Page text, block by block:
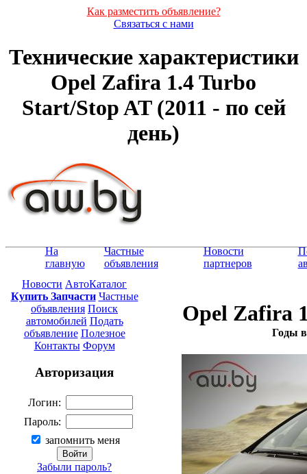
Как разместить объявление?
Связаться с нами
Технические характеристики
Opel Zafira 1.4 Turbo
Start/Stop AT (2011 - по сей
день)
На
главную
Частные
объявления
Новости
партнеров
Новости АвтоКаталог
Купить Запчасти Частные
объявления Поиск
автомобилей Подать
объявление Полезное
Контакты Форум
Авторизация
Логин:
Пароль:
запомнить меня
Забыли пароль?
Opel Zafira
Годы